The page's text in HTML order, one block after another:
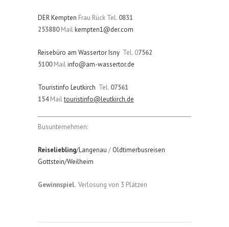
DER Kempten Frau Rück Tel. 0831
253880Mailkempten1@der.com
Reisebüro am Wassertor Isny Tel. 07562
5100Mailinfo@am-wassertor.de
Touristinfo Leutkirch Tel. 07561
154Mailtouristinfo@leutkirch.de
Busunternehmen:
Reiseliebling/Langenau / Oldtimerbusreisen
Gottstein/Weilheim
Gewinnspiel. Verlosung von 3 Plätzen